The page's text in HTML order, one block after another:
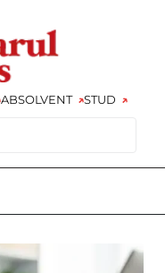
ABSOLVENT STUD